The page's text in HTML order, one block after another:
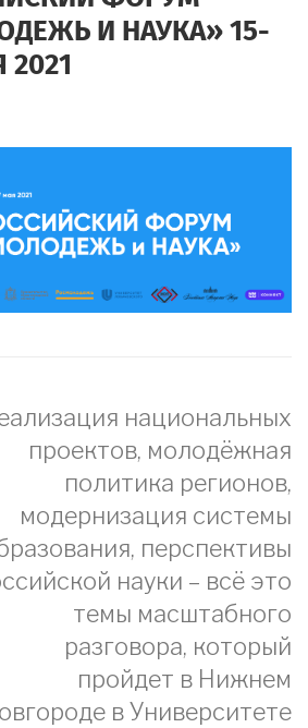
ЮРИДИЧЕСКОЙ
ПСИХОЛОГИИ
И НАУКА» 15-
2021
национальных
проектов, молодёжная
политика регионов,
модернизация системы
перспективы
науки – всё это
темы масштабного
разговора, который
пройдет в Нижнем
в Университете